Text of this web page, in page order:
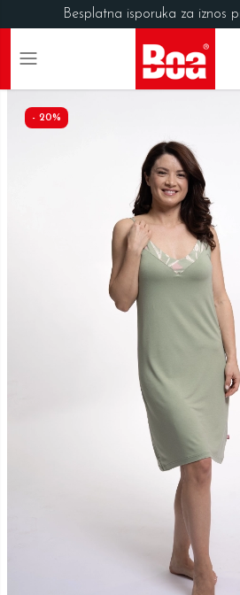
Besplatna isporuka za iznos
- 20%